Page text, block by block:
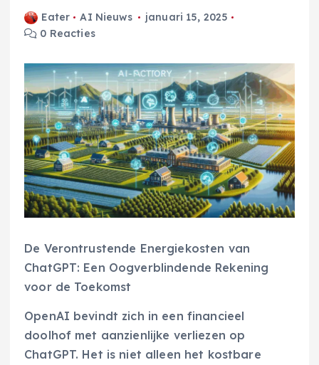
Eater AI Nieuws
januari 15, 2025
0 Reacties
De Verontrustende Energiekosten van
ChatGPT: Een Oogverblindende Rekening
voor de Toekomst
OpenAI bevindt zich in een financieel
doolhof met aanzienlijke verliezen op
ChatGPT. Het is niet alleen het kostbare